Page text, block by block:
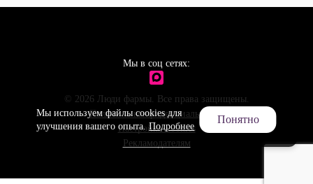
Мы в соц сетях:
© 2026 Люди фармы. Все права защищены.
Политика конфиденциальности
Настройки cookies
Рекламодателям
Мы используем файлы cookies для
улучшения вашего опыта.Подробнее
Понятно